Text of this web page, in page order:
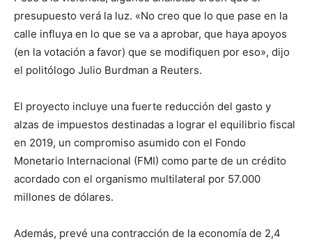
presupuesto verá la luz. «No creo que lo que pase en la
calle influya en lo que se va a aprobar, que haya apoyos
(en la votación a favor) que se modifiquen por eso», dijo
el politólogo Julio Burdman a Reuters.
El proyecto incluye una fuerte reducción del gasto y
alzas de impuestos destinadas a lograr el equilibrio fiscal
en 2019, un compromiso asumido con el Fondo
Monetario Internacional (FMI) como parte de un crédito
acordado con el organismo multilateral por 57.000
millones de dólares.
Además, prevé una contracción de la economía de 2,4